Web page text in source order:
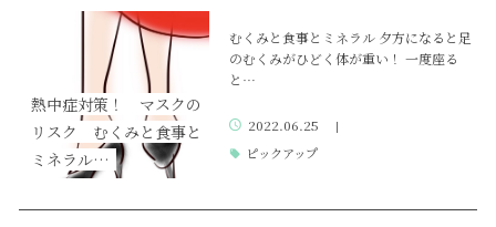
熱中症対策！ マスクの
リスク むくみと食事と
ミネラル…
むくみと食事とミネラル 夕方になると足
のむくみがひどく体が重い！ 一度座る
と…
2022.06.25 |
ピックアップ